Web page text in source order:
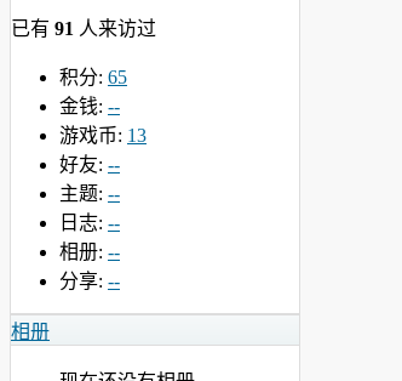
已有 91 人来访过
积分: 65
金钱: --
游戏币: 13
好友: --
主题: --
日志: --
相册: --
分享: --
相册